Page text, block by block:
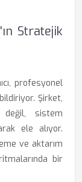
Stratejik
profesyonel
Şirket,
sistem
ele alıyor.
ve aktarım
bir